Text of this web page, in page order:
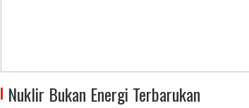
Nuklir Bukan Energi Terbarukan